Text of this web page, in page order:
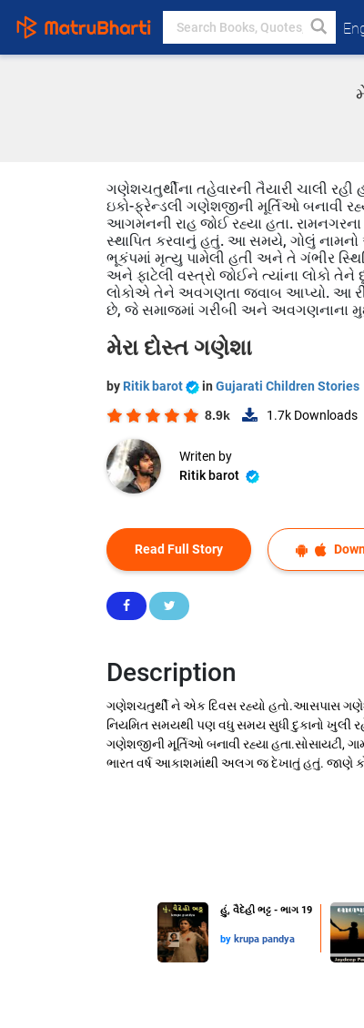
ગણેશચતુર્થીના તહેવારની તૈયારી ચાલી રહી
ઇકો-ફ્રેન્ડલી ગણેશજીની મૂર્તિઓ બનાવી
આગમનની રાહ જોઈ રહ્યા હતા. રામનગરના
સ્થાપિત કરવાનું હતું. આ સમયે, ગોલું નામનો
ભૂકંપમાં મૃત્યુ પામેલી હતી અને તે ગંભીર
અને ફાટેલી વસ્ત્રો જોઈને ત્યાંના લોકો તેને
લોકોએ તેને અવગણતા જવાબ આપ્યો. આ
છે, જે સમાજમાં ગરીબી અને અવગણનાના
મેરા દોસ્ત ગણેશા
by Ritik barot in Gujarati Children Stories
8.9k 1.7k Downloads
Writen by
Ritik barot
Read Full Story
Description
ગણેશચતુર્થી ને એક દિવસ રહ્યો હતો.આસપાસ ગણેશ
નિયમિત સમયથી પણ વધુ સમય સુધી દુકાનો ખુલી
ગણેશજીની મૂર્તિઓ બનાવી રહ્યા હતા.સોસાયટી,
ભારત વર્ષ આકાશમાંથી અલગ જ દેખાતું હતું. જાણે
હું, વૈદેહી ભટ્ટ - ભાગ 19
by krupa pandya